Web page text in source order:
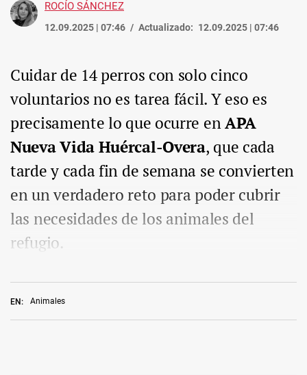
ROCÍO SÁNCHEZ
12.09.2025 | 07:46 Actualizado: 12.09.2025 | 07:46
EN: Animales
Cuidar de 14 perros con solo cinco
voluntarios no es tarea fácil. Y eso es
precisamente lo que ocurre enAPA
Nueva Vida Huércal-Overa, que cada
tarde y cada fin de semana se convierten
en un verdadero reto para poder cubrir
las necesidades de los animales del
refugio.